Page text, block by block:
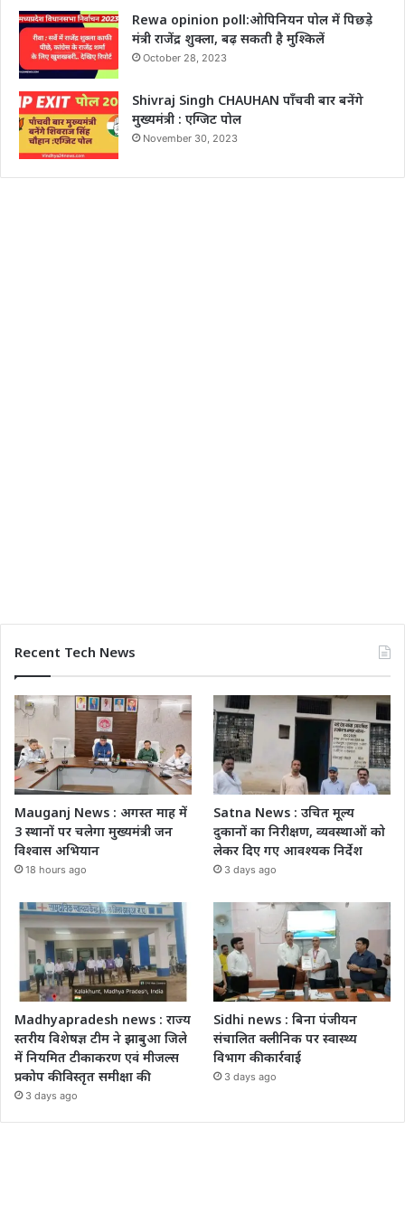
Rewa opinion poll:ओपिनियन पोल में पिछड़े
मंत्री राजेंद्र शुक्ला, बढ़ सकती है मुश्किलें
October 28, 2023
Shivraj Singh CHAUHAN पाँचवी बार बनेंगे
मुख्यमंत्री : एग्जिट पोल
November 30, 2023
Recent Tech News
Mauganj News : अगस्त माह में
3 स्थानों पर चलेगा मुख्यमंत्री जन
विश्वास अभियान
18 hours ago
Satna News : उचित मूल्य
दुकानों का निरीक्षण, व्यवस्थाओं को
लेकर दिए गए आवश्यक निर्देश
3 days ago
Madhyapradesh news : राज्य
स्तरीय विशेषज्ञ टीम ने झाबुआ जिले
में नियमित टीकाकरण एवं मीजल्स
प्रकोप की विस्तृत समीक्षा की
3 days ago
Sidhi news : बिना पंजीयन
संचालित क्लीनिक पर स्वास्थ्य
विभाग की कार्रवाई
3 days ago